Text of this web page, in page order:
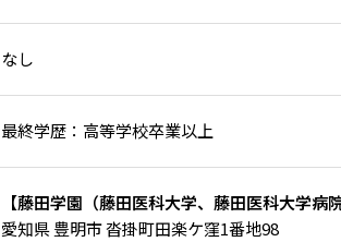
なし
最終学歴：高等学校卒業以上
【藤田学園（藤田医科大学、藤田医科大学病院
愛知県 豊明市 沓掛町田楽ケ窪1番地98